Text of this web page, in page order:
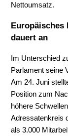
Nettoumsatz.
dauert an
Im Unterschied
Parlament seine
Am 24. Juni
Position zum
höhere
Adressatenkreis
als 3.000